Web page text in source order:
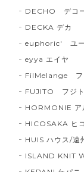
DECHO デコ
DECKA デカ
euphoric' ユー
eyya エイヤ
FilMelange フ
FUJITO フジト
HORMONIE ア
HICOSAKA ヒ
HUIS ハウス/遠
ISLAND KNIT